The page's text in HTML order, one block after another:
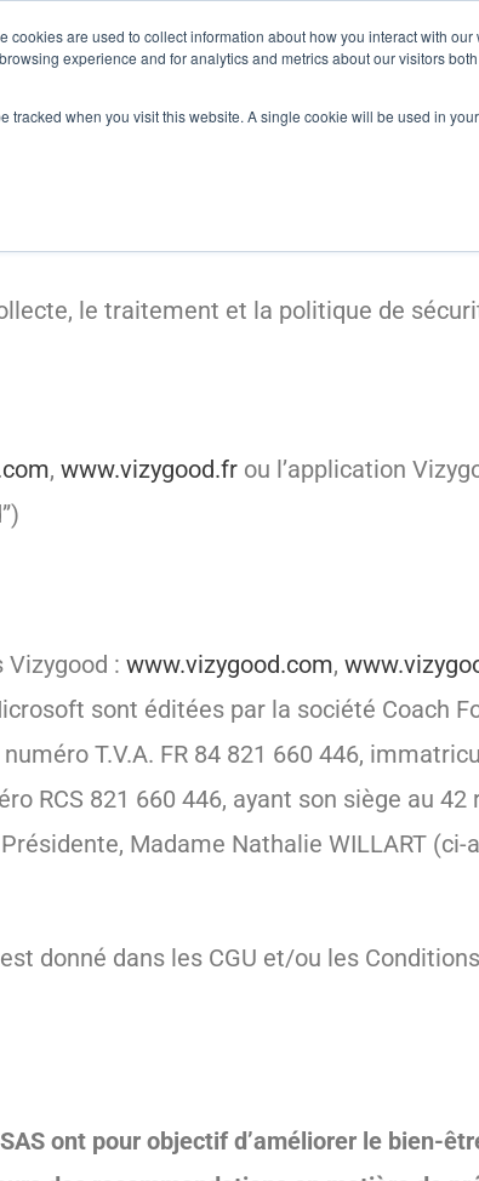
cookies are used to collect information about how you interact with
experience and for analytics and metrics about our visitors
tracked when you visit this website. A single cookie will be used in
Formations Ressources A propos
le traitement et la politique de
, www.vizygood.fr ou l’application
: www.vizygood.com,
sont éditées par la société Coach
T.V.A. FR 84 821 660 446,
RCS 821 660 446, ayant son siège au 42
Madame Nathalie WILLART (ci-
donné dans les CGU et/ou les
ont pour objectif d’améliorer le bien-